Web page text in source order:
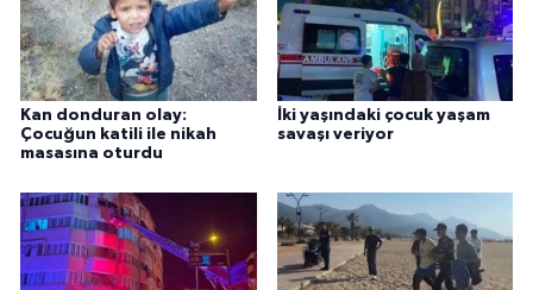
Kan donduran olay:
Çocuğun katili ile nikah
masasına oturdu
İki yaşındaki çocuk yaşam
savaşı veriyor